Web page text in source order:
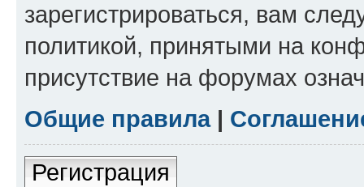
зарегистрироваться, вам
политикой, принятыми на
присутствие на форумах
Общие правила|
Регистрация